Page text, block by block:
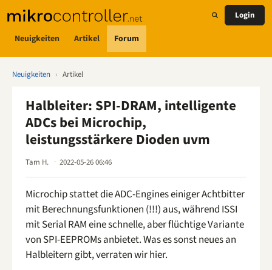
Neuigkeiten Artikel Forum
Login
Neuigkeiten › Artikel
Halbleiter: SPI-DRAM, intelligente
ADCs bei Microchip,
leistungsstärkere Dioden uvm
Tam H. 2022-05-26 06:46
Microchip stattet die ADC-Engines einiger Achtbitter
mit Berechnungsfunktionen (!!!) aus, während ISSI
mit Serial RAM eine schnelle, aber flüchtige Variante
von SPI-EEPROMs anbietet. Was es sonst neues an
Halbleitern gibt, verraten wir hier.